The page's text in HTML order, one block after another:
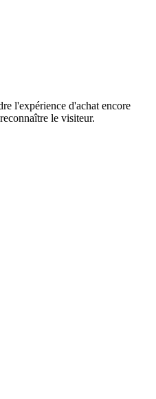
l'expérience d'achat encore
le visiteur.